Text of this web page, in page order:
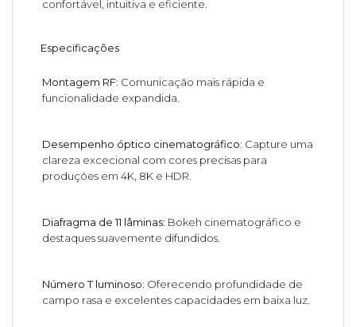
confortável, intuitiva e eficiente.
Especificações
Montagem RF: Comunicação mais rápida e
funcionalidade expandida.
Desempenho óptico cinematográfico: Capture uma
clareza excecional com cores precisas para
produções em 4K, 8K e HDR.
Diafragma de 11 lâminas: Bokeh cinematográfico e
destaques suavemente difundidos.
Número T luminoso: Oferecendo profundidade de
campo rasa e excelentes capacidades em baixa luz.